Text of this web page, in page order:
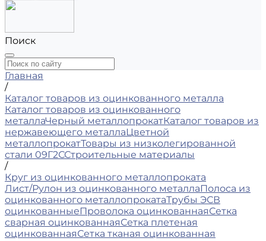
Поиск
Главная
/
Каталог товаров из оцинкованного металла
Каталог товаров из оцинкованного
металлаЧерный металлопрокатКаталог товаров из
нержавеющего металлаЦветной
металлопрокатТовары из низколегированной
стали 09Г2ССтроительные материалы
/
Круг из оцинкованного металлопроката
Лист/Рулон из оцинкованного металлаПолоса из
оцинкованного металлопрокатаТрубы ЭСВ
оцинкованныеПроволока оцинкованнаяСетка
сварная оцинкованнаяСетка плетеная
оцинкованнаяСетка тканая оцинкованная